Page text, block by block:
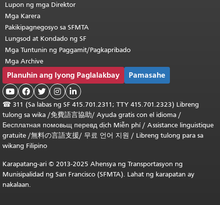
Lupon ng mga Direktor
Mga Karera
Pakikipagnegosyo sa SFMTA
Lungsod at Kondado ng SF
Mga Tuntunin ng Paggamit/Pagkapribado
Mga Archive
Planuhin ang Iyong Paglalakbay Pamasahe
    
☎ 311 (Sa labas ng SF 415.701.2311; TTY 415.701.2323) Libreng
tulong sa wika /免費語言協助/ Ayuda gratis con el idioma /
Бесплатная помовьщ перевд dịch Miễn phí/ Assistance linguistique
gratuite /無料の言語支援/ 무료 언어 지원 / Libreng tulong para sa
wikang Filipino
Karapatang-ari © 2013-2025 Ahensya ng Transportasyon ng
Munisipalidad ng San Francisco (SFMTA). Lahat ng karapatan ay
nakalaan.